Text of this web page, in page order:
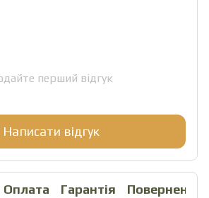
перший відгук
Написати відгук
Оплата Гарантія Повернення